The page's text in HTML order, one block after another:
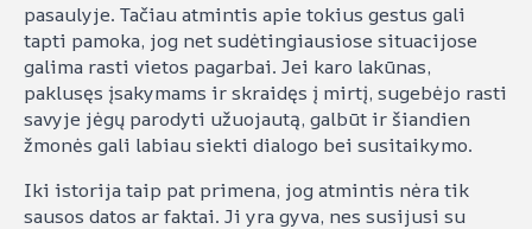
pasaulyje. Tačiau atmintis apie tokius gestus gali
tapti pamoka, jog net sudėtingiausiose situacijose
galima rasti vietos pagarbai. Jei karo lakūnas,
paklusęs įsakymams ir skraidęs į mirtį, sugebėjo rasti
savyje jėgų parodyti užuojautą, galbūt ir šiandien
žmonės gali labiau siekti dialogo bei susitaikymo.
Iki istorija taip pat primena, jog atmintis nėra tik
sausos datos ar faktai. Ji yra gyva, nes susijusi su